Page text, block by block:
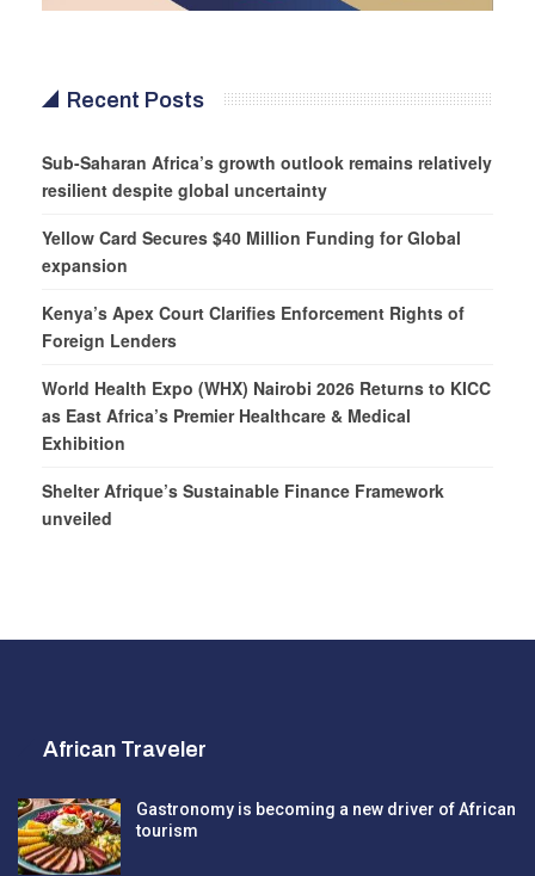
Recent Posts
Sub-Saharan Africa’s growth outlook remains relatively
resilient despite global uncertainty
Yellow Card Secures $40 Million Funding for Global
expansion
Kenya’s Apex Court Clarifies Enforcement Rights of
Foreign Lenders
World Health Expo (WHX) Nairobi 2026 Returns to KICC
as East Africa’s Premier Healthcare & Medical
Exhibition
Shelter Afrique’s Sustainable Finance Framework
unveiled
African Traveler
Gastronomy is becoming a new driver of African
tourism